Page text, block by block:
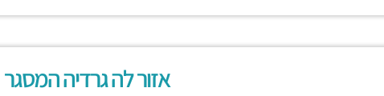
אזור לה גרדיה המסגר